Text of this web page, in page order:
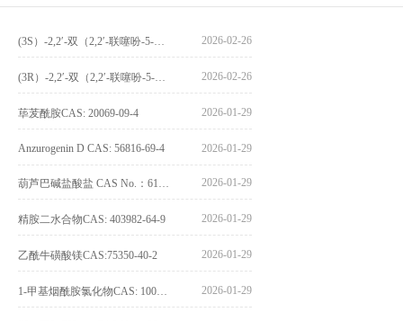
2026-02-26
2026-02-26
荜茇酰胺CAS: 20069-09-4 2026-01-29
Anzurogenin D CAS: 56816-69-4 2026-01-29
2026-01-29
精胺二水合物CAS: 403982-64-9 2026-01-29
乙酰牛磺酸镁CAS:75350-40-2 2026-01-29
2026-01-29